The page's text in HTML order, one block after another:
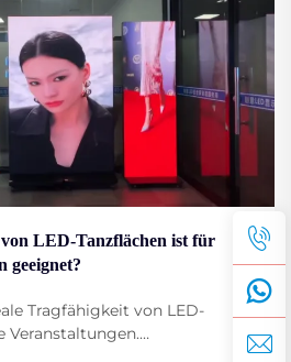
LED-Tanzflächen ist für
geeignet?
Tragfähigkeit von LED-
Veranstaltungen.